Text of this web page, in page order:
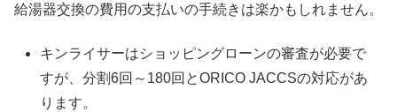
給湯器交換の費用の支払いの手続きは楽かもしれません。
キンライサーはショッピングローンの審査が必要で
すが、分割6回～180回とORICO JACCSの対応があ
ります。